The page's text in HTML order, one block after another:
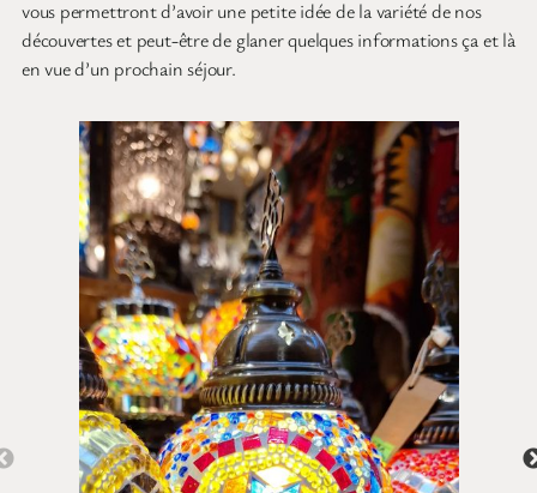
vous permettront d’avoir une petite idée de la variété de nos
découvertes et peut-être de glaner quelques informations ça et là
en vue d’un prochain séjour.